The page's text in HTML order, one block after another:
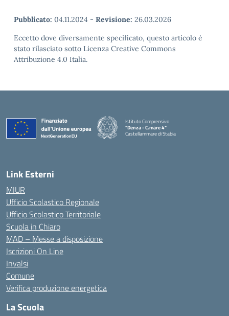
Pubblicato: 04.11.2024 - Revisione: 26.03.2026
Eccetto dove diversamente specificato, questo articolo è
stato rilasciato sotto Licenza Creative Commons
Attribuzione 4.0 Italia.
Istituto Comprensivo
"Denza - C.mare 4"
Castellammare di Stabia
Link Esterni
MIUR
Ufficio Scolastico Regionale
Ufficio Scolastico Territoriale
Scuola in Chiaro
MAD – Messe a disposizione
Iscrizioni On Line
Invalsi
Comune
Verifica produzione energetica
La Scuola